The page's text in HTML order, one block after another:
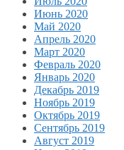
Июнь 2020
Май 2020
Апрель 2020
Март 2020
Февраль 2020
Январь 2020
Декабрь 2019
Ноябрь 2019
Октябрь 2019
Сентябрь 2019
Август 2019